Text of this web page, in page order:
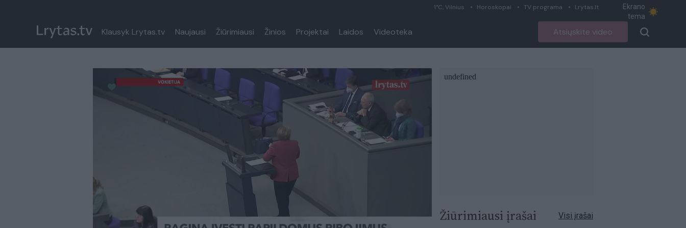
1°C, Vilnius Horoskopai TV programa Lrytas.lt
Ekrano
tema
Klausyk Lrytas.tv Naujausi Žiūrimiausi Žinios Projektai Laidos Videoteka Atsiųskite video
Paremkite Ukrainą
Žiūrimiausi įrašai Visi įrašai